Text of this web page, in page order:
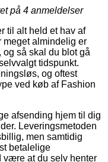
på 4 anmeldelser
til alt held et hav af
meget almindelig er
og så skal du blot gå
tidspunkt.
og oftest
ved køb af Fashion
afsending hjem til dig
Leveringsmetoden
men samtidig
betalelige
være at du selv henter